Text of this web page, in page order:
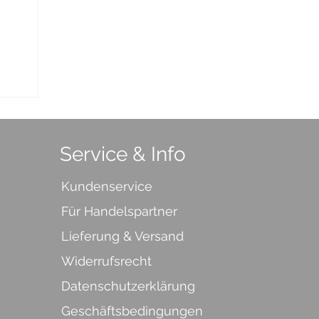
Service & Info
Kundenservice
Für Handelspartner
Lieferung & Versand
Widerrufsrecht
Datenschutzerklärung
Geschäftsbedingungen